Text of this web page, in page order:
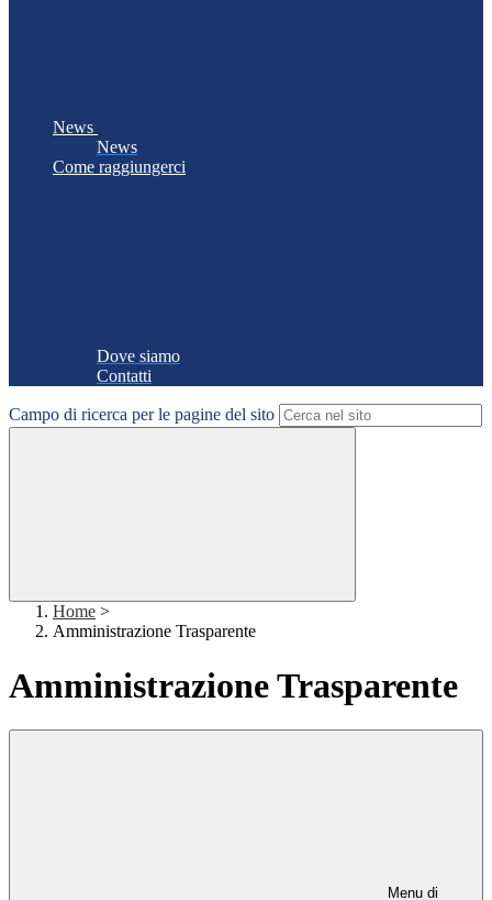
News
News
Come raggiungerci
Dove siamo
Contatti
Campo di ricerca per le pagine del sito
Home >
Amministrazione Trasparente
Amministrazione Trasparente
Menu di